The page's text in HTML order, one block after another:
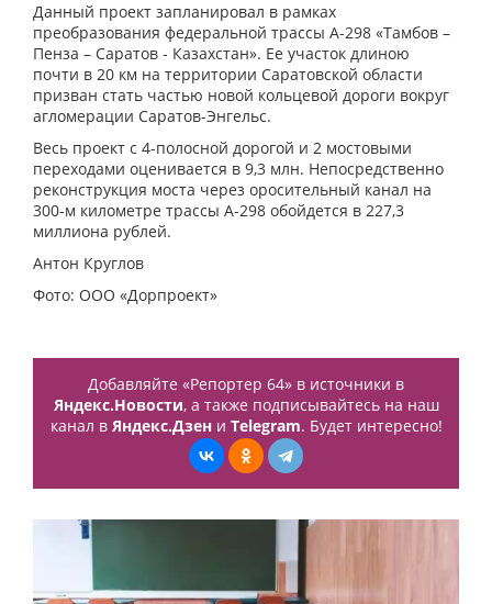
Данный проект запланировал в рамках
преобразования федеральной трассы А-298 «Тамбов –
Пенза – Саратов - Казахстан». Ее участок длиною
почти в 20 км на территории Саратовской области
призван стать частью новой кольцевой дороги вокруг
агломерации Саратов-Энгельс.
Весь проект с 4-полосной дорогой и 2 мостовыми
переходами оценивается в 9,3 млн. Непосредственно
реконструкция моста через оросительный канал на
300-м километре трассы А-298 обойдется в 227,3
миллиона рублей.
Антон Круглов
Фото: ООО «Дорпроект»
Добавляйте «Репортер 64» в источники в
Яндекс.Новости, а также подписывайтесь на наш
канал в Яндекс.Дзени Telegram. Будет интересно!